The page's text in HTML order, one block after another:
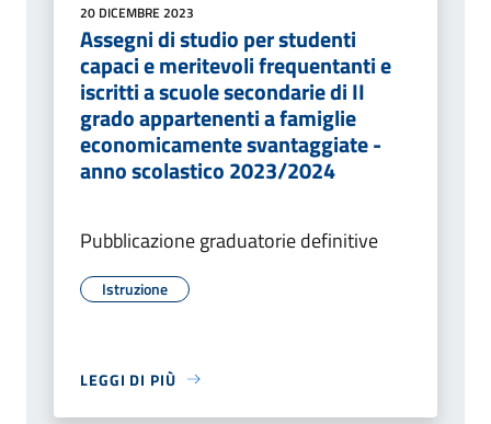
20 DICEMBRE 2023
Assegni di studio per studenti
capaci e meritevoli frequentanti e
iscritti a scuole secondarie di II
grado appartenenti a famiglie
economicamente svantaggiate -
anno scolastico 2023/2024
Pubblicazione graduatorie definitive
Istruzione
LEGGI DI PIÙ